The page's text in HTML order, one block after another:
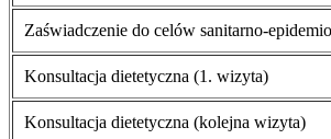
Zaświadczenie do celów sanitarno-
Konsultacja dietetyczna (1. wizyta)
Konsultacja dietetyczna (kolejna wizyta)